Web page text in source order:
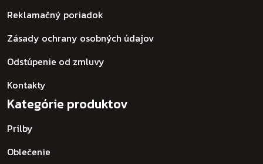
Reklamačný poriadok
Zásady ochrany osobných údajov
Odstúpenie od zmluvy
Kontakty
Kategórie produktov
Prilby
Oblečenie